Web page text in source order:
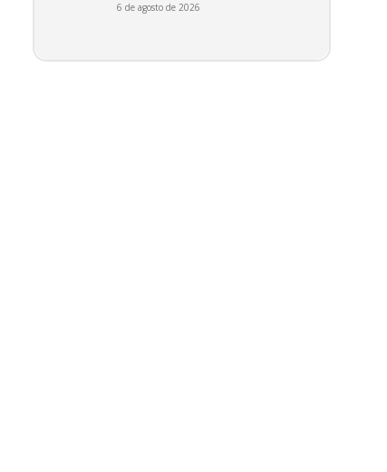
6 de agosto de 2026